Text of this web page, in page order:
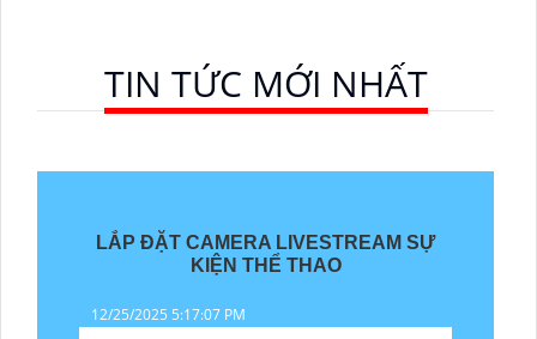
TIN TỨC MỚI NHẤT
LẮP ĐẶT CAMERA LIVESTREAM SỰ
KIỆN THỂ THAO
12/25/2025 5:17:07 PM